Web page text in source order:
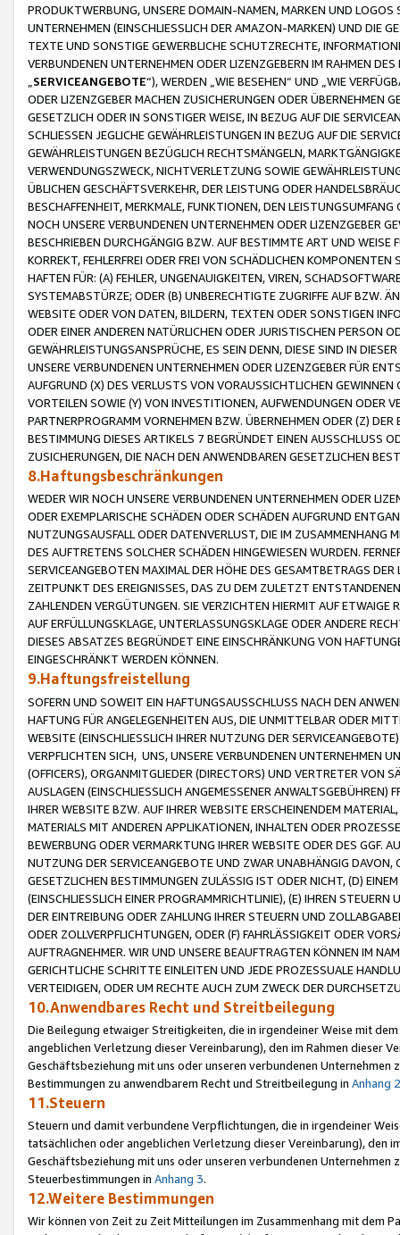
PRODUKTWERBUNG, UNSERE DOMAIN-NAMEN, MARKEN UND
UNTERNEHMEN (EINSCHLIESSLICH DER AMAZON-MARKEN) UND DIE
TEXTE UND SONSTIGE GEWERBLICHE SCHUTZRECHTE,
VERBUNDENEN UNTERNEHMEN ODER LIZENZGEBERN IM RAHMEN
SERVICEANGEBOTE“), WERDEN „WIE BESEHEN“ UND „WIE
ODER LIZENZGEBER MACHEN ZUSICHERUNGEN ODER ÜBERNEHMEN
GESETZLICH ODER IN SONSTIGER WEISE, IN BEZUG AUF DIE
SCHLIESSEN JEGLICHE GEWÄHRLEISTUNGEN IN BEZUG AUF DIE
GEWÄHRLEISTUNGEN BEZÜGLICH RECHTSMÄNGELN,
VERWENDUNGSZWECK, NICHTVERLETZUNG SOWIE
ÜBLICHEN GESCHÄFTSVERKEHR, DER LEISTUNG ODER
BESCHAFFENHEIT, MERKMALE, FUNKTIONEN, DEN
NOCH UNSERE VERBUNDENEN UNTERNEHMEN ODER LIZENZGEBER
BESCHRIEBEN DURCHGÄNGIG BZW. AUF BESTIMMTE ART UND
KORREKT, FEHLERFREI ODER FREI VON SCHÄDLICHEN
HAFTEN FÜR: (A) FEHLER, UNGENAUIGKEITEN, VIREN,
SYSTEMABSTÜRZE; ODER (B) UNBERECHTIGTE ZUGRIFFE AUF BZW.
WEBSITE ODER VON DATEN, BILDERN, TEXTEN ODER SONSTIGEN
ODER EINER ANDEREN NATÜRLICHEN ODER JURISTISCHEN PERSON
GEWÄHRLEISTUNGSANSPRÜCHE, ES SEIN DENN, DIESE SIND IN
UNSERE VERBUNDENEN UNTERNEHMEN ODER LIZENZGEBER FÜR
AUFGRUND (X) DES VERLUSTS VON VORAUSSICHTLICHEN
VORTEILEN SOWIE (Y) VON INVESTITIONEN, AUFWENDUNGEN ODER
PARTNERPROGRAMM VORNEHMEN BZW. ÜBERNEHMEN ODER (Z)
BESTIMMUNG DIESES ARTIKELS 7 BEGRÜNDET EINEN AUSSCHLUSS
ZUSICHERUNGEN, DIE NACH DEN ANWENDBAREN GESETZLICHEN
8.Haftungsbeschränkungen
WEDER WIR NOCH UNSERE VERBUNDENEN UNTERNEHMEN ODER
ODER EXEMPLARISCHE SCHÄDEN ODER SCHÄDEN AUFGRUND
NUTZUNGSAUSFALL ODER DATENVERLUST, DIE IM ZUSAMMENHANG
DES AUFTRETENS SOLCHER SCHÄDEN HINGEWIESEN WURDEN.
SERVICEANGEBOTEN MAXIMAL DER HÖHE DES GESAMTBETRAGS
ZEITPUNKT DES EREIGNISSES, DAS ZU DEM ZULETZT
ZAHLENDEN VERGÜTUNGEN. SIE VERZICHTEN HIERMIT AUF
AUF ERFÜLLUNGSKLAGE, UNTERLASSUNGSKLAGE ODER ANDERE
DIESES ABSATZES BEGRÜNDET EINE EINSCHRÄNKUNG VON
EINGESCHRÄNKT WERDEN KÖNNEN.
9.Haftungsfreistellung
SOFERN UND SOWEIT EIN HAFTUNGSAUSSCHLUSS NACH DEN
HAFTUNG FÜR ANGELEGENHEITEN AUS, DIE UNMITTELBAR ODER
WEBSITE (EINSCHLIESSLICH IHRER NUTZUNG DER
VERPFLICHTEN SICH, UNS, UNSERE VERBUNDENEN UNTERNEHMEN
(OFFICERS), ORGANMITGLIEDER (DIRECTORS) UND VERTRETER VON
AUSLAGEN (EINSCHLIESSLICH ANGEMESSENER
IHRER WEBSITE BZW. AUF IHRER WEBSITE ERSCHEINENDEM
MATERIALS MIT ANDEREN APPLIKATIONEN, INHALTEN ODER
BEWERBUNG ODER VERMARKTUNG IHRER WEBSITE ODER DES GGF.
NUTZUNG DER SERVICEANGEBOTE UND ZWAR UNABHÄNGIG
GESETZLICHEN BESTIMMUNGEN ZULÄSSIG IST ODER NICHT, (D)
(EINSCHLIESSLICH EINER PROGRAMMRICHTLINIE), (E) IHREN
DER EINTREIBUNG ODER ZAHLUNG IHRER STEUERN UND
ODER ZOLLVERPFLICHTUNGEN, ODER (F) FAHRLÄSSIGKEIT ODER
AUFTRAGNEHMER. WIR UND UNSERE BEAUFTRAGTEN KÖNNEN IM
GERICHTLICHE SCHRITTE EINLEITEN UND JEDE PROZESSUALE
VERTEIDIGEN, ODER UM RECHTE AUCH ZUM ZWECK DER
10.Anwendbares Recht und Streitbeilegung
Die Beilegung etwaiger Streitigkeiten, die in irgendeiner Weise mit
angeblichen Verletzung dieser Vereinbarung), den im Rahmen dieser
Geschäftsbeziehung mit uns oder unseren verbundenen
Bestimmungen zu anwendbarem Recht und Streitbeilegung in Anhang 2
11.Steuern
Steuern und damit verbundene Verpflichtungen, die in irgendeiner
tatsächlichen oder angeblichen Verletzung dieser Vereinbarung), den
Geschäftsbeziehung mit uns oder unseren verbundenen
Steuerbestimmungen in Anhang 3.
12.Weitere Bestimmungen
Wir können von Zeit zu Zeit Mitteilungen im Zusammenhang mit dem